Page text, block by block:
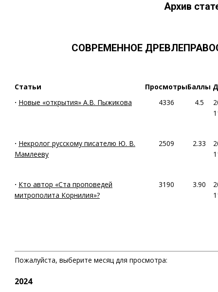
Архив
СОВРЕМЕННОЕ
Статьи ПросмотрыБаллы
· Новые «открытия» А.В. Пыжикова 4336 4.5
· Некролог русскому писателю Ю. В.
Мамлееву
2509 2.33
· Кто автор «Ста проповедей
митрополита Корнилия»?
3190 3.90
Пожалуйста, выберите месяц для просмотра:
2024